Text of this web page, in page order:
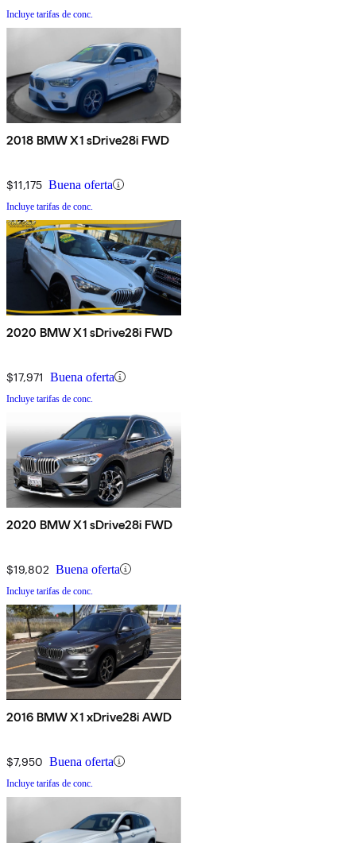
Incluye tarifas de conc.
2018 BMW X1 sDrive28i FWD
$11,175 Buena oferta
Incluye tarifas de conc.
2020 BMW X1 sDrive28i FWD
$17,971 Buena oferta
Incluye tarifas de conc.
2020 BMW X1 sDrive28i FWD
$19,802 Buena oferta
Incluye tarifas de conc.
2016 BMW X1 xDrive28i AWD
$7,950 Buena oferta
Incluye tarifas de conc.